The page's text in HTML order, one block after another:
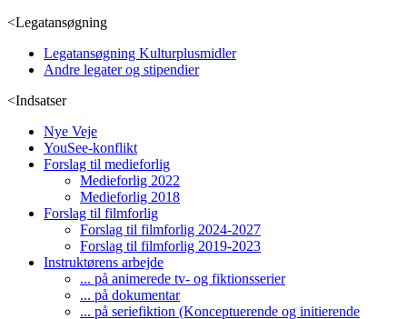
<Legatansøgning
Legatansøgning Kulturplusmidler
Andre legater og stipendier
<Indsatser
Nye Veje
YouSee-konflikt
Forslag til medieforlig
Medieforlig 2022
Medieforlig 2018
Forslag til filmforlig
Forslag til filmforlig 2024-2027
Forslag til filmforlig 2019-2023
Instruktørens arbejde
... på animerede tv- og fiktionsserier
... på dokumentar
... på seriefiktion (Konceptuerende og initierende